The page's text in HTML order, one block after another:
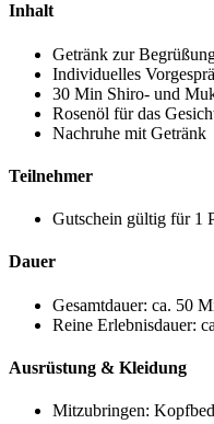
Inhalt
Getränk zur
Individuelles
30 Min Shiro- und
Rosenöl für das
Nachruhe mit Getränk
Teilnehmer
Gutschein gültig für 1
Dauer
Gesamtdauer: ca. 50
Reine Erlebnisdauer:
Ausrüstung & Kleidung
Mitzubringen: